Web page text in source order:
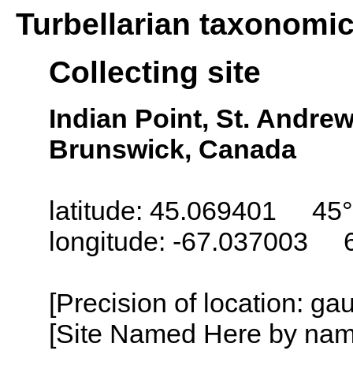
Turbellarian
Collecting site
Indian Point, St.
Brunswick, Canada
latitude: 45.069401
longitude: -67.037003
[Precision of location:
[Site Named Here by